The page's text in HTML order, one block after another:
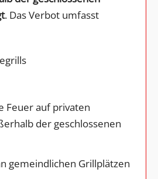
. Das Verbot umfasst
Feuer auf privaten
der geschlossenen
gemeindlichen Grillplätzen